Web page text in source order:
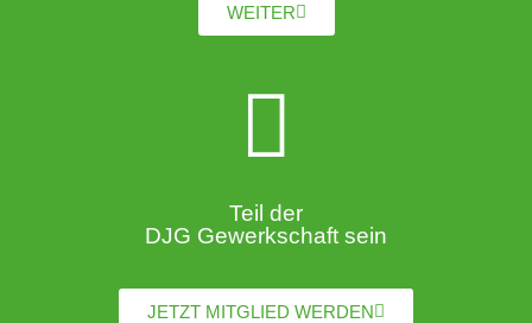
WEITER
Teil der
DJG Gewerkschaft sein
JETZT MITGLIED WERDEN